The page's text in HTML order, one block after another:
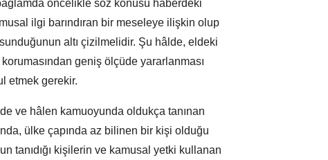
öncelikle söz konusu haberdeki
ilgi barındıran bir meseleye ilişkin olup
altı çizilmelidir. Şu hâlde, eldeki
geniş ölçüde yararlanması
etmek gerekir.
ve hâlen kamuoyunda oldukça tanınan
ülke çapında az bilinen bir kişi olduğu
tanıdığı kişilerin ve kamusal yetki kullanan